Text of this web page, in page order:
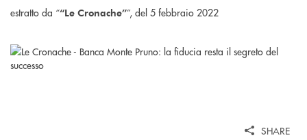
estratto da ““Le Cronache””, del 5 febbraio 2022
SHARE